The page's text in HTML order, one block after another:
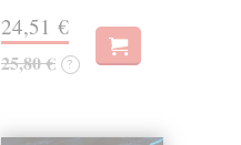
24,51 €
25,80 € ?